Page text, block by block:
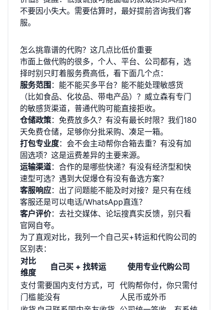
不要因小失大。需要估算时，最好提前咨询我们客
服。
怎么挑靠谱的代购？这几点比低价重要
市面上做代购的很多，个人、平台、公司都有，选
择时别只盯着服务费高低，看下面几个点：
服务范围 ：能不能买多平台？能不能处理敏感货
（比如食品、化妆品、带电产品）？威立森有专门
的敏感货渠道，普通代购可能直接拒收。
仓储政策：免费放多久？有没有最长时限？我们180
天免费仓储，足够你分批采购、凑足一箱。
打包专业度：会不会主动帮你合箱去重？有没有加
固选项？这是运费差异的主要来源。
运输渠道：合作的是哪些快递？有没有经济型和快
速型可选？遇到大促爆仓有没有备选方案？
客服响应：出了问题能不能及时对接？是只有在线
客服还是可以电话/WhatsApp直连？
客户评价：去社交媒体、论坛搜真实反馈，别只看
官网自夸。
为了直观对比，我列一个自己买+转运和代购公司的
区别表：
对比
维度
自己买 + 找转运
使用专业代购公司
支付
门槛
需要国内支付方式，可
能没有
代购帮你付，你只需付
人民币或外币